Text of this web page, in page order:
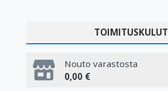
TOIMITUSKULUT
Nouto varastosta
0,00 €